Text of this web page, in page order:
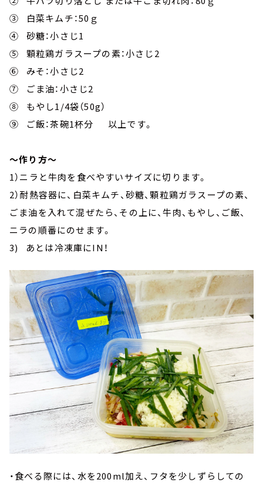
③ 白菜キムチ：50ｇ
④ 砂糖：小さじ1
⑤ 顆粒鶏ガラスープの素：小さじ2
⑥ みそ：小さじ2
⑦ ごま油：小さじ2
⑧ もやし1/4袋（50g）
⑨ ご飯：茶碗1杯分 以上です。
～作り方～
1）ニラと牛肉を食べやすいサイズに切ります。
2）耐熱容器に、白菜キムチ、砂糖、顆粒鶏ガラスープの素、
ごま油を入れて混ぜたら、その上に、牛肉、もやし、ご飯、
ニラの順番にのせます。
3) あとは冷凍庫にIN！
・食べる際には、水を200ml加え、フタを少しずらしての